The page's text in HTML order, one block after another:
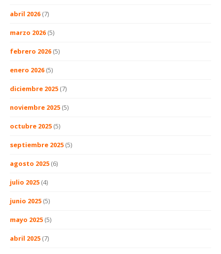
abril 2026 (7)
marzo 2026 (5)
febrero 2026 (5)
enero 2026 (5)
diciembre 2025 (7)
noviembre 2025 (5)
octubre 2025 (5)
septiembre 2025 (5)
agosto 2025 (6)
julio 2025 (4)
junio 2025 (5)
mayo 2025 (5)
abril 2025 (7)